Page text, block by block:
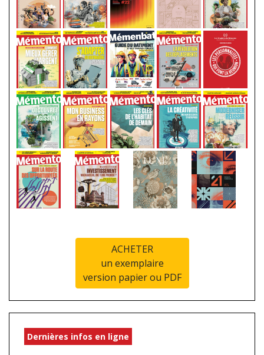
ACHETER
un exemplaire
version papier ou PDF
Dernières infos en ligne